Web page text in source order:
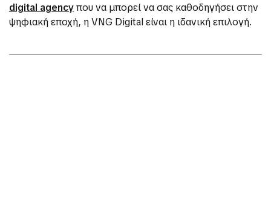
digital agencyπου να μπορεί να σας καθοδηγήσει στην
ψηφιακή εποχή, η VNG Digital είναι η ιδανική επιλογή.